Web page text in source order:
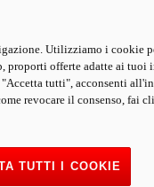
Utilizziamo i cookie
offerte adatte ai tuoi
"Accetta tutti", acconsenti
revocare il consenso, fai
TUTTI I COOKIE